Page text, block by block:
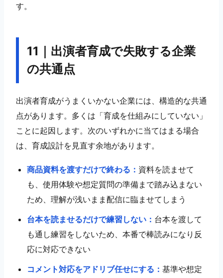
す。
11｜出演者育成で失敗する企業
の共通点
出演者育成がうまくいかない企業には、構造的な共通
点があります。多くは「育成を仕組みにしていない」
ことに起因します。次のいずれかに当てはまる場合
は、育成設計を見直す余地があります。
商品資料を渡すだけで終わる： 資料を読ませて
も、使用体験や想定質問の準備まで踏み込まない
ため、理解が浅いまま配信に臨ませてしまう
台本を読ませるだけで練習しない： 台本を渡して
も通し練習をしないため、本番で棒読みになり反
応に対応できない
コメント対応をアドリブ任せにする：基準や想定